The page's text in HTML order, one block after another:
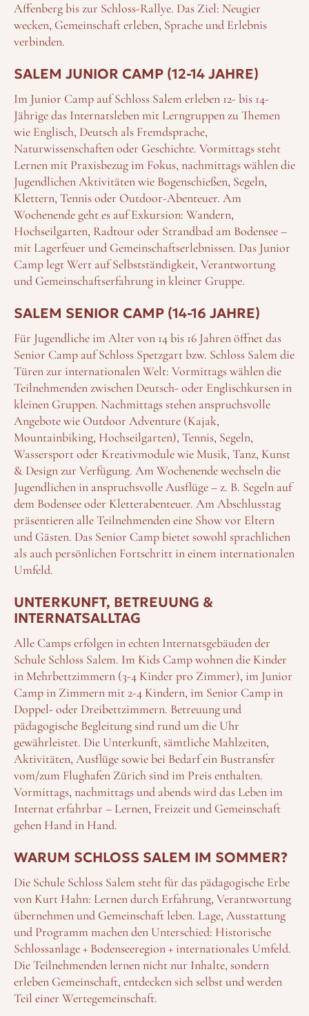
Affenberg bis zur Schloss-Rallye. Das Ziel: Neugier
wecken, Gemeinschaft erleben, Sprache und Erlebnis
verbinden.
SALEM JUNIOR CAMP (12-14 JAHRE)
Im Junior Camp auf Schloss Salem erleben 12- bis 14-
Jährige das Internatsleben mit Lerngruppen zu Themen
wie Englisch, Deutsch als Fremdsprache,
Naturwissenschaften oder Geschichte. Vormittags steht
Lernen mit Praxisbezug im Fokus, nachmittags wählen die
Jugendlichen Aktivitäten wie Bogenschießen, Segeln,
Klettern, Tennis oder Outdoor-Abenteuer. Am
Wochenende geht es auf Exkursion: Wandern,
Hochseilgarten, Radtour oder Strandbad am Bodensee –
mit Lagerfeuer und Gemeinschaftserlebnissen. Das Junior
Camp legt Wert auf Selbstständigkeit, Verantwortung
und Gemeinschaftserfahrung in kleiner Gruppe.
SALEM SENIOR CAMP (14-16 JAHRE)
Für Jugendliche im Alter von 14 bis 16 Jahren öffnet das
Senior Camp auf Schloss Spetzgart bzw. Schloss Salem die
Türen zur internationalen Welt: Vormittags wählen die
Teilnehmenden zwischen Deutsch- oder Englischkursen in
kleinen Gruppen. Nachmittags stehen anspruchsvolle
Angebote wie Outdoor Adventure (Kajak,
Mountainbiking, Hochseilgarten), Tennis, Segeln,
Wassersport oder Kreativmodule wie Musik, Tanz, Kunst
& Design zur Verfügung. Am Wochenende wechseln die
Jugendlichen in anspruchsvolle Ausflüge – z. B. Segeln auf
dem Bodensee oder Kletterabenteuer. Am Abschlusstag
präsentieren alle Teilnehmenden eine Show vor Eltern
und Gästen. Das Senior Camp bietet sowohl sprachlichen
als auch persönlichen Fortschritt in einem internationalen
Umfeld.
UNTERKUNFT, BETREUUNG &
INTERNATSALLTAG
Alle Camps erfolgen in echten Internatsgebäuden der
Schule Schloss Salem. Im Kids Camp wohnen die Kinder
in Mehrbettzimmern (3-4 Kinder pro Zimmer), im Junior
Camp in Zimmern mit 2-4 Kindern, im Senior Camp in
Doppel- oder Dreibettzimmern. Betreuung und
pädagogische Begleitung sind rund um die Uhr
gewährleistet. Die Unterkunft, sämtliche Mahlzeiten,
Aktivitäten, Ausflüge sowie bei Bedarf ein Bustransfer
vom/zum Flughafen Zürich sind im Preis enthalten.
Vormittags, nachmittags und abends wird das Leben im
Internat erfahrbar – Lernen, Freizeit und Gemeinschaft
gehen Hand in Hand.
WARUM SCHLOSS SALEM IM SOMMER?
Die Schule Schloss Salem steht für das pädagogische Erbe
von Kurt Hahn: Lernen durch Erfahrung, Verantwortung
übernehmen und Gemeinschaft leben. Lage, Ausstattung
und Programm machen den Unterschied: Historische
Schlossanlage + Bodenseeregion + internationales Umfeld.
Die Teilnehmenden lernen nicht nur Inhalte, sondern
erleben Gemeinschaft, entdecken sich selbst und werden
Teil einer Wertegemeinschaft.